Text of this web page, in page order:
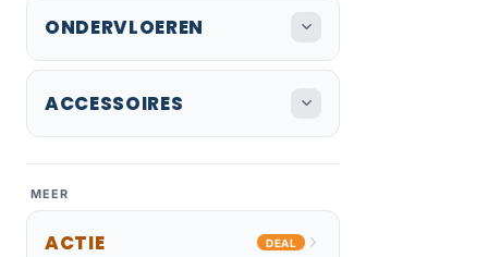
ONDERVLOEREN
ACCESSOIRES
MEER
ACTIE DEAL